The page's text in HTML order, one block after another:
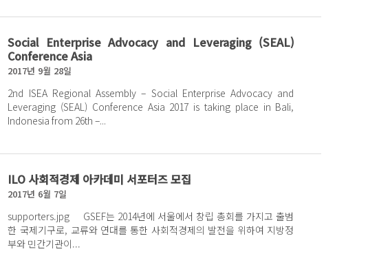
Social Enterprise Advocacy and Leveraging (SEAL)
Conference Asia
2017년 9월 28일
2nd ISEA Regional Assembly – Social Enterprise Advocacy and
Leveraging (SEAL) Conference Asia 2017 is taking place in Bali,
Indonesia from 26th –...
ILO 사회적경제 아카데미 서포터즈 모집
2017년 6월 7일
supporters.jpg GSEF는 2014년에 서울에서 창립 총회를 가지고 출범
한 국제기구로, 교류와 연대를 통한 사회적경제의 발전을 위하여 지방정
부와 민간기관이...